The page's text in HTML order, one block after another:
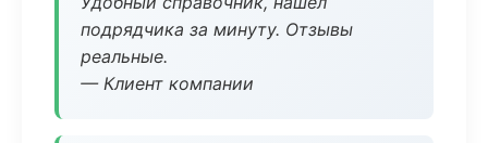
подрядчика за минуту. Отзывы
реальные.
— Клиент компании